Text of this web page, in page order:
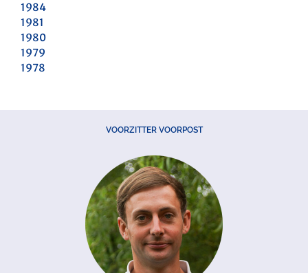
1984
1981
1980
1979
1978
VOORZITTER VOORPOST